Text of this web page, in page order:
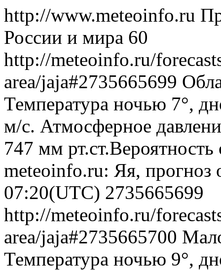
http://www.meteoinfo.ru
России и мира 60
http://meteoinfo.ru/
area/jaja#2735665699
Температура ночью 7°,
м/с. Атмосферное
747 мм рт.ст.Вероятность
meteoinfo.ru: Яя, прогноз
07:20(UTC) 2735665699
http://meteoinfo.ru/
area/jaja#2735665700
Температура ночью 9°,